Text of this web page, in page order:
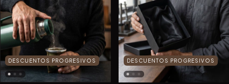
DESCUENTOS PROGRESIVOS DESCUENTOS PROGRESIVOS